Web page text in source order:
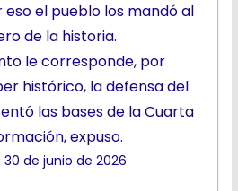
eso el pueblo los mandó al
de la historia.
le corresponde, por
histórico, la defensa del
las bases de la Cuarta
expuso.
de junio de 2026